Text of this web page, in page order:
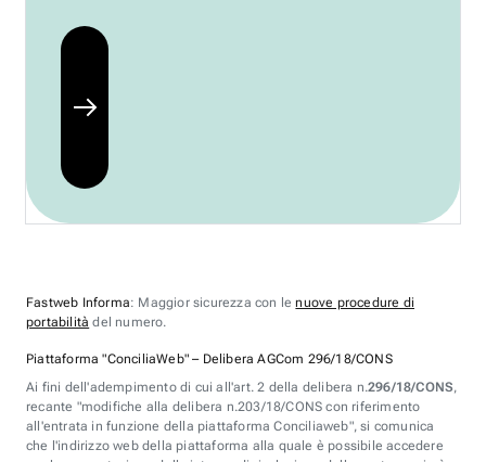
Fastweb Informa: Maggior sicurezza con lenuove procedure di
portabilità del numero.
Piattaforma "ConciliaWeb" – Delibera AGCom 296/18/CONS
Ai fini dell'adempimento di cui all'art. 2 della delibera n.296/18/CONS,
recante "modifiche alla delibera n.203/18/CONS con riferimento
all'entrata in funzione della piattaforma Conciliaweb", si comunica
che l'indirizzo web della piattaforma alla quale è possibile accedere